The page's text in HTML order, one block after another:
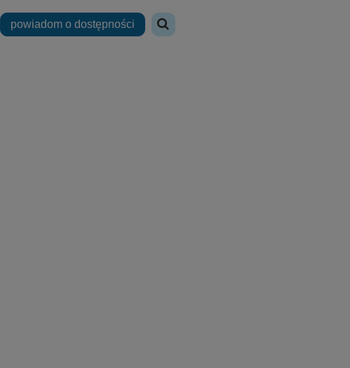
powiadom o dostępności